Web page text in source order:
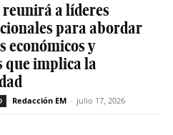
reunirá a líderes
para abordar
económicos y
que implica la
Redacción EM - julio 17, 2026